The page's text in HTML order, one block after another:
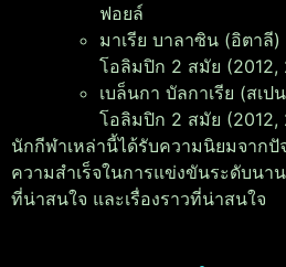
ฟอยล์
มาเรีย บาลาซิน (อิตาลี)
โอลิมปิก 2 สมัย (2012,
เบล็นกา บัลกาเรีย (สเป
โอลิมปิก 2 สมัย (2012,
นักกีฬาเหล่านี้ได้รับความนิยมจากปั
ความสำเร็จในการแข่งขันระดับนา
ที่น่าสนใจ และเรื่องราวที่น่าสนใจ